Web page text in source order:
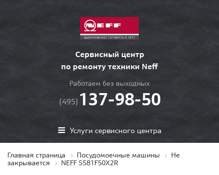
Сервисный центр
по ремонту техники Neff
Работаем без выходных
(495) 137-98-50
Услуги сервисного центра
Главная страница Посудомоечные машины
Не
закрывается
NEFF S581F50X2R